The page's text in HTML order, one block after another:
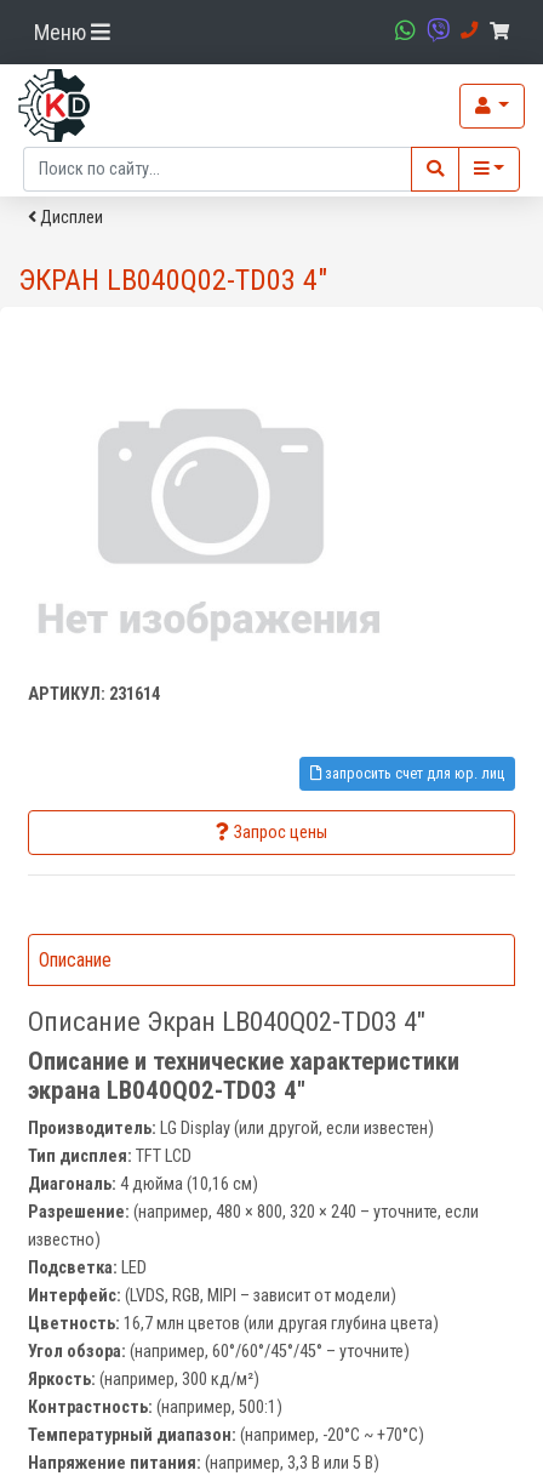
Меню
Дисплеи
ЭКРАН LB040Q02-TD03 4"
АРТИКУЛ: 231614
запросить счет для юр. лиц
Запрос цены
Описание
Описание Экран LB040Q02-TD03 4"
Описание и технические характеристики
экрана LB040Q02-TD03 4"
Производитель: LG Display (или другой, если известен)
Тип дисплея: TFT LCD
Диагональ: 4 дюйма (10,16 см)
Разрешение: (например, 480 × 800, 320 × 240 – уточните, если
известно)
Подсветка: LED
Интерфейс: (LVDS, RGB, MIPI – зависит от модели)
Цветность: 16,7 млн цветов (или другая глубина цвета)
Угол обзора: (например, 60°/60°/45°/45° – уточните)
Яркость: (например, 300 кд/м²)
Контрастность: (например, 500:1)
Температурный диапазон: (например, -20°C ~ +70°C)
Напряжение питания: (например, 3,3 В или 5 В)